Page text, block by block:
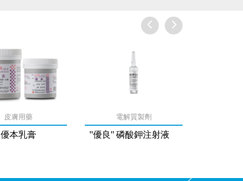
Next
Previous
皮膚用藥
優本乳膏
電解質製劑
"優良" 磷酸鉀注射液